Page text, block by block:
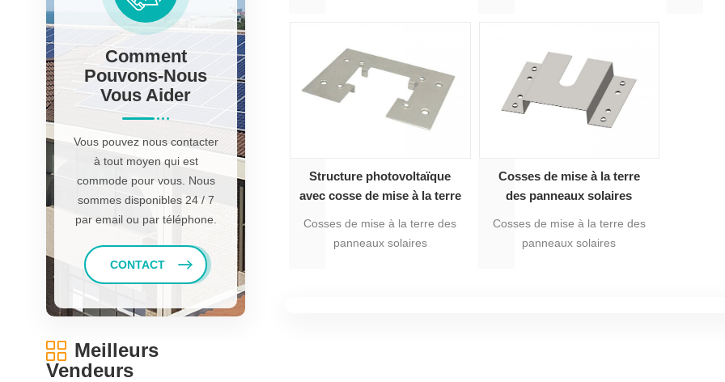
support de montage du
panneau solaire.
Structure photovoltaïque
avec cosse de mise à la terre
Cosses de mise à la terre des
panneaux solaires
Cosses de mise à la terre
des panneaux solaires
Cosses de mise à la terre des
panneaux solaires
Comment
Pouvons-Nous
Vous Aider
Vous pouvez nous contacter
à tout moyen qui est
commode pour vous. Nous
sommes disponibles 24 / 7
par email ou par téléphone.
CONTACT
Meilleurs
Vendeurs